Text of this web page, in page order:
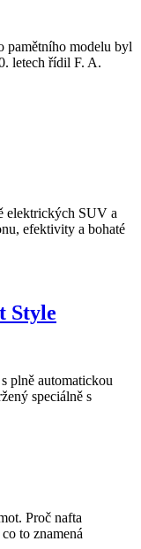
pamětního modelu byl
letech řídil F. A.
elektrických SUV a
efektivity a bohaté
Style
plně automatickou
speciálně s